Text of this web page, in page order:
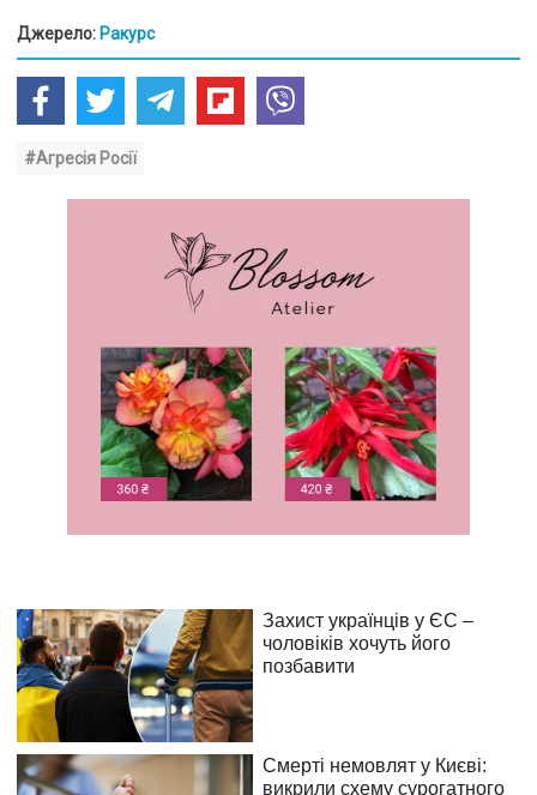
Джерело: Ракурс
#Агресія Росії